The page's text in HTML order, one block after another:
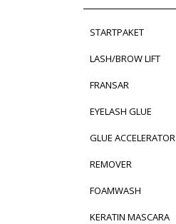
STARTPAKET
LASH/BROW LIFT
FRANSAR
EYELASH GLUE
GLUE ACCELERATOR
REMOVER
FOAMWASH
KERATIN MASCARA